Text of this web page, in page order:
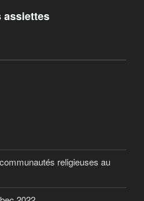
assiettes
religieuses au